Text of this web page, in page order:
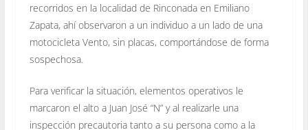
recorridos en la localidad de Rinconada en Emiliano
Zapata, ahí observaron a un individuo a un lado de una
motocicleta Vento, sin placas, comportándose de forma
sospechosa.
Para verificar la situación, elementos operativos le
marcaron el alto a Juan José “N” y al realizarle una
inspección precautoria tanto a su persona como a la